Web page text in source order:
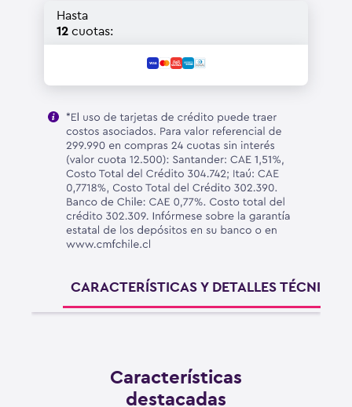
Hasta
12 cuotas:
CARACTERÍSTICAS Y DETALLES TÉCNICOS
Características
destacadas